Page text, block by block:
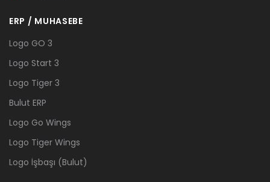
ERP / MUHASEBE
Logo GO 3
Logo Start 3
Logo Tiger 3
Bulut ERP
Logo Go Wings
Logo Tiger Wings
Logo İşbaşı (Bulut)